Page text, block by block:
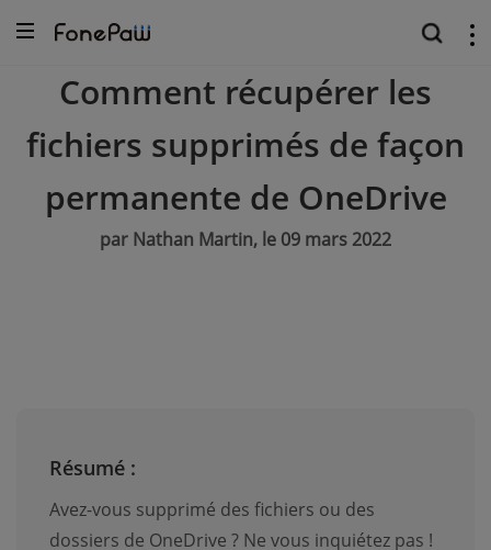
Comment récupérer les
fichiers supprimés de façon
permanente de OneDrive
par Nathan Martin, le 09 mars 2022
Résumé :
Avez-vous supprimé des fichiers ou des
dossiers de OneDrive ? Ne vous inquiétez pas !